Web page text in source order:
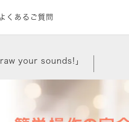
よくあるご質問
your sounds!」